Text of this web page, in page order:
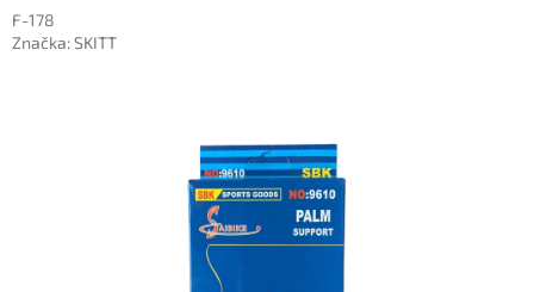
F-178
Značka:SKITT